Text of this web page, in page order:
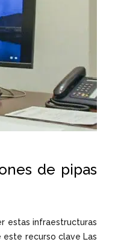
de pipas
estas infraestructuras
recurso clave Las